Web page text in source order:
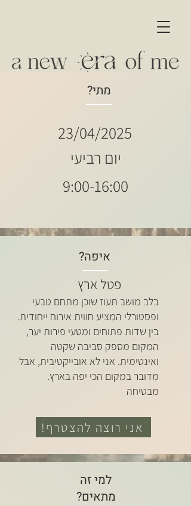
מתי?
23/04/2025
יום רביעי
9:00-16:00
איפה?
פטל ארץ
בלב מושב תעוז שוכן מתחם טבעי
ופסטורלי המציע חווית אירוח ייחודית.
בין שדות פתוחים ומטעי פירות יער,
המקום מספק סביבה שקטה
ואינטימית. אני לא אובייקטיבית, אבל
מדובר במקום הכי יפה בארץ.
מבטיחה
אני רוצה להצטרף!
למי זה
מתאים?